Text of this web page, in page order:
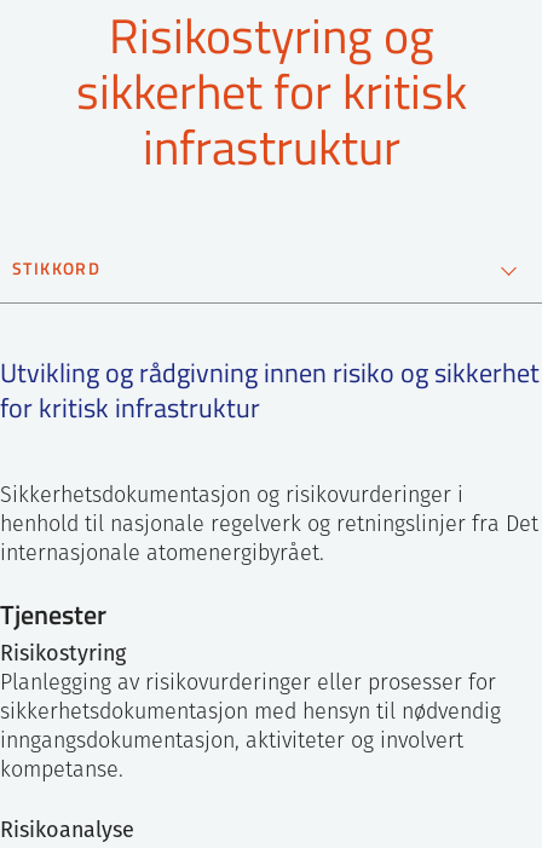
Risikostyring og
sikkerhet for kritisk
infrastruktur
STIKKORD
Utvikling og rådgivning innen risiko og sikkerhet
for kritisk infrastruktur
Sikkerhetsdokumentasjon og risikovurderinger i
henhold til nasjonale regelverk og retningslinjer fra Det
internasjonale atomenergibyrået.
Tjenester
Risikostyring
Planlegging av risikovurderinger eller prosesser for
sikkerhetsdokumentasjon med hensyn til nødvendig
inngangsdokumentasjon, aktiviteter og involvert
kompetanse.
Risikoanalyse